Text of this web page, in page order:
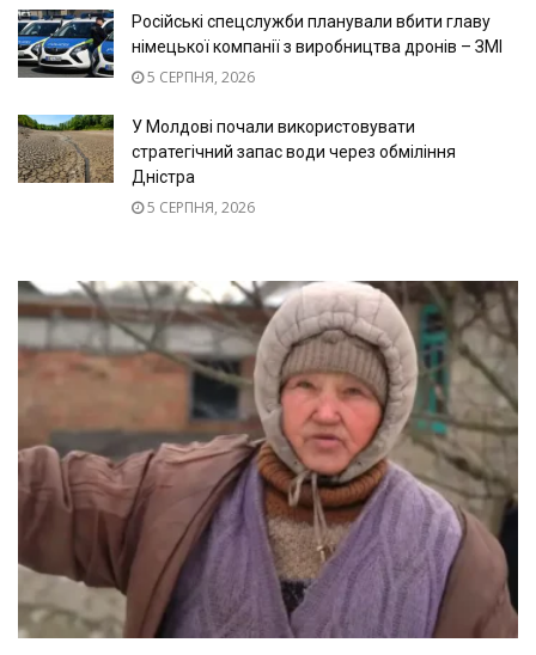
Російські спецслужби планували вбити главу
німецької компанії з виробництва дронів – ЗМІ
5 СЕРПНЯ, 2026
У Молдові почали використовувати
стратегічний запас води через обміління
Дністра
5 СЕРПНЯ, 2026